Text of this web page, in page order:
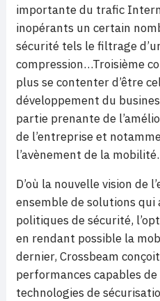
importante du trafic
inopérants un certain
sécurité tels le filtrage
compression…Troisième
plus se contenter d’être
développement du
partie prenante de
de l’entreprise et
l’avènement de la mobilité.
D’où la nouvelle vision de
ensemble de solutions qui
politiques de sécurité,
en rendant possible la
dernier, Crossbeam
performances capables
technologies de